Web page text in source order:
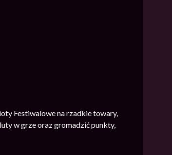
Festiwalowe na rzadkie towary,
w grze oraz gromadzić punkty,